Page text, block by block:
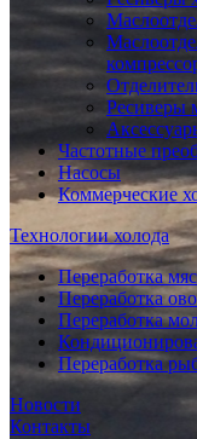
Ресиверы
Частотные
Насосы
Коммерческие
Технологии холода
Переработка
Переработка
Переработка
Переработка
Новости
Контакты